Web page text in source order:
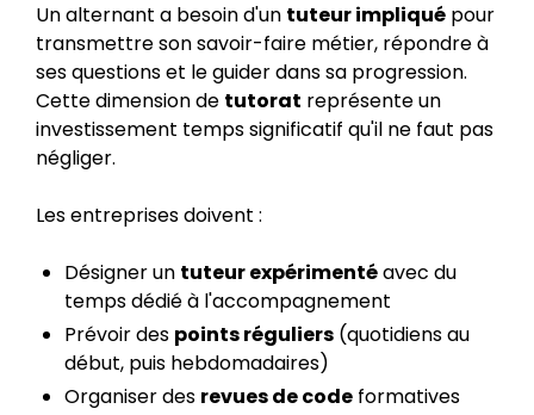
Un alternant a besoin d'un tuteur impliqué pour
transmettre son savoir-faire métier, répondre à
ses questions et le guider dans sa progression.
Cette dimension de tutorat représente un
investissement temps significatif qu'il ne faut pas
négliger.
Les entreprises doivent :
Désigner un tuteur expérimentéavec du
temps dédié à l'accompagnement
Prévoir des points réguliers (quotidiens au
début, puis hebdomadaires)
Organiser des revues de code formatives